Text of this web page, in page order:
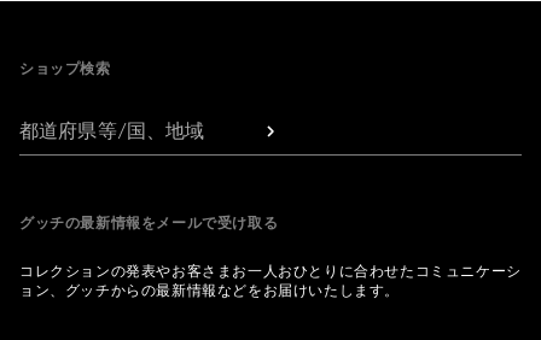
ショップ検索
都道府県等/国、地域
グッチの最新情報をメールで受け取る
コレクションの発表やお客さまお一人おひとりに合わせたコミュニケーシ
ョン、グッチからの最新情報などをお届けいたします。